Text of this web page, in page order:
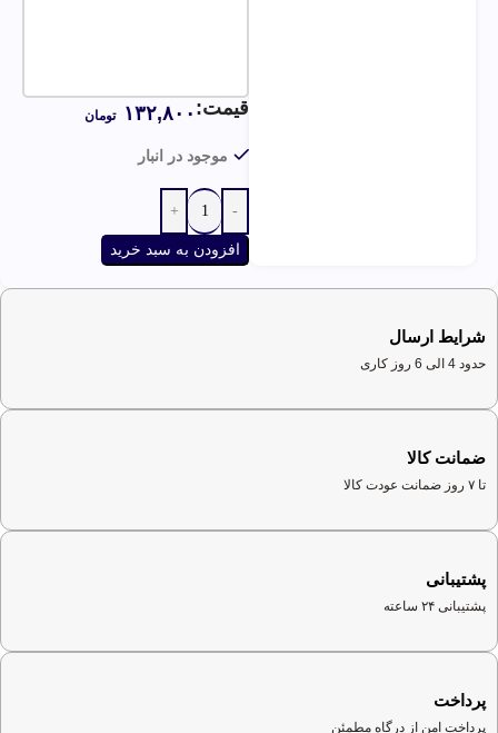
موجود در انبار
افزودن به سبد خرید
قیمت: ۱۳۲,۸۰۰ تومان
شرایط ارسال
حدود 4 الی 6 روز کاری
ضمانت کالا
تا ۷ روز ضمانت عودت کالا
پشتیبانی
پشتیبانی ۲۴ ساعته
پرداخت
پرداخت امن از درگاه مطمئن